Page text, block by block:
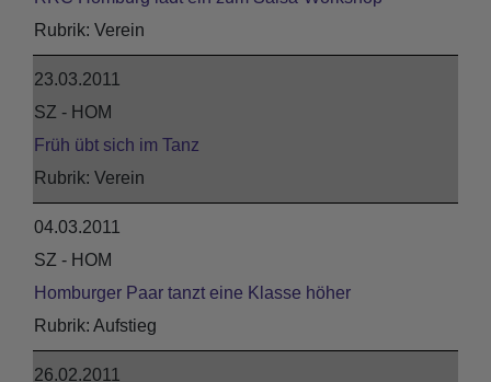
Verein
23.03.2011
SZ - HOM
Früh übt sich im Tanz
Verein
04.03.2011
SZ - HOM
Homburger Paar tanzt eine Klasse höher
Aufstieg
26.02.2011